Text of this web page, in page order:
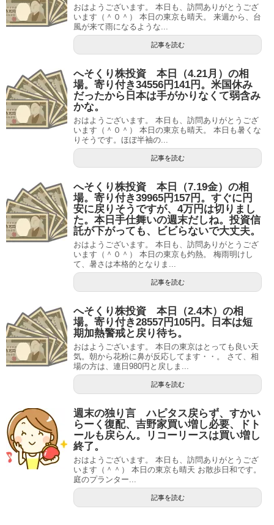
おはようございます。 本日も、訪問ありがとうござ
います（＾０＾） 本日の東京も晴天。 来週から、台
風が来て雨になるような...
記事を読む
へそくり株投資 本日（4.21月）の相
場。寄り付き34556円141円。米国休み
だったから日本は手がかりなくて弱含み
かな。
おはようございます。 本日も、訪問ありがとうござ
います（＾０＾） 本日の東京も晴天。 本日も暑くな
りそうです。ほぼ半袖の...
記事を読む
へそくり株投資 本日（7.19金）の相
場。寄り付き39965円157円。すぐに円
安に戻りそうですが、4万円は切りまし
た。本日手仕舞いの週末だしね。投資信
託が下がっても、ビビらないで大丈夫。
おはようございます。 本日も、訪問ありがとうござ
います（＾０＾） 本日の東京も灼熱。 梅雨明けし
て、暑さは本格的となりま...
記事を読む
へそくり株投資 本日（2.4木）の相
場。寄り付き28557円105円。日本は短
期加熱警戒と戻り待ち。
おはようございます。 本日の東京はとっても良い天
気。朝から花粉に鼻が反応してます・・。 さて、相
場の方は、連日980円と戻しま...
記事を読む
週末の独り言 ハピタス戻らず、すかい
らーく復配、吉野家買い増し必要、ドト
ールも戻らん。リコーリースは買い増し
終了。
おはようございます。 本日も、訪問ありがとうござ
います（＾＾） 本日の東京も晴天 お散歩日和です。
庭のプランター...
記事を読む